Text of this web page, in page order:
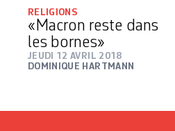
RELIGIONS
«Macron reste dans
les bornes»
JEUDI 12 AVRIL 2018
DOMINIQUE HARTMANN